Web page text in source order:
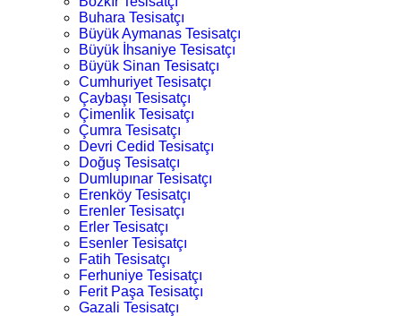
Buhara Tesisatçı
Büyük Aymanas Tesisatçı
Büyük İhsaniye Tesisatçı
Büyük Sinan Tesisatçı
Cumhuriyet Tesisatçı
Çaybaşı Tesisatçı
Çimenlik Tesisatçı
Çumra Tesisatçı
Devri Cedid Tesisatçı
Doğuş Tesisatçı
Dumlupınar Tesisatçı
Erenköy Tesisatçı
Erenler Tesisatçı
Erler Tesisatçı
Esenler Tesisatçı
Fatih Tesisatçı
Ferhuniye Tesisatçı
Ferit Paşa Tesisatçı
Gazali Tesisatçı